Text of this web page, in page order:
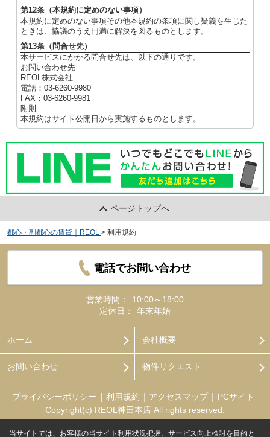
第12条（本規約に定めのない事項）
本規約に定めのない事項その他本規約の条項に関し疑義を生じた
ときは、協議のうえ円満に解決を図るものとします。
第13条（問合せ先）
本サービスにかかる問合せ先は、以下の通りです。
お問い合わせ先
REOL株式会社
電話：03-6260-9980
FAX：03-6260-9981
附則
本規約はサイト公開日から実施するものとします。
ページトップへ
都心・副都心の賃貸｜REOL > 利用規約
電話でお問い合わせ
営業時間：
10:00～18:00
定休日：
年末年始
ホーム 会社概要
お問い合わせ 物件リクエスト
プライバシーポリシー 利用規約 アクセスマップ
PCサイト
Copyright(c) REOL神田本店 All rights reserved.
当サイトでは、お客様の当サイト利用状況把握、サービス向上検討を目的と